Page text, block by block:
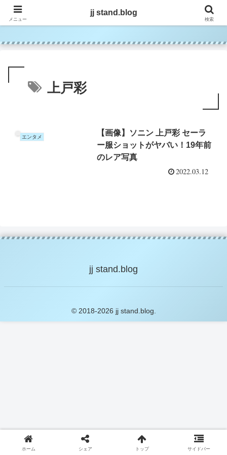
jj stand.blog
上戸彩
エンタメ
【画像】ソニン 上戸彩 セーラ
ー服ショットがヤバい！19年前
のレア写真
2022.03.12
jj stand.blog
© 2018-2026 jj stand.blog.
メニュー
jj stand.blog
検索
ホーム シェア トップ サイドバー